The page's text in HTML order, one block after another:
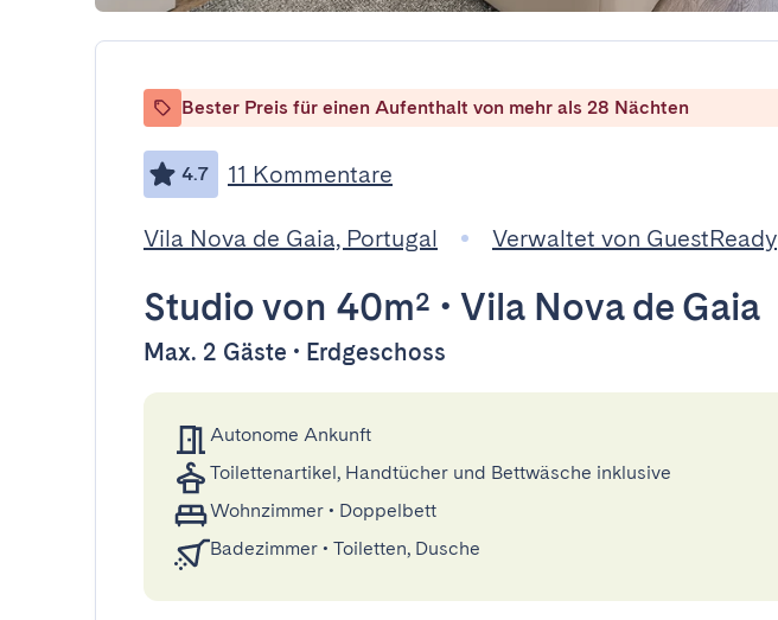
Bester Preis für einen Aufenthalt von mehr als 28 Nächten
4.7 11 Kommentare
Vila Nova de Gaia, Portugal Verwaltet von GuestReady
Studiovon 40m² • Vila Nova de Gaia
Max. 2 Gäste • Erdgeschoss
Autonome Ankunft
Toilettenartikel, Handtücher und Bettwäsche inklusive
Wohnzimmer • Doppelbett
Badezimmer • Toiletten, Dusche